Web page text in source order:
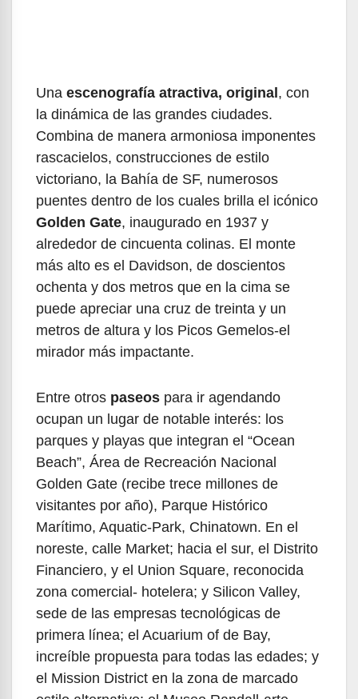
Una escenografía atractiva, original, con
la dinámica de las grandes ciudades.
Combina de manera armoniosa imponentes
rascacielos, construcciones de estilo
victoriano, la Bahía de SF, numerosos
puentes dentro de los cuales brilla el icónico
Golden Gate, inaugurado en 1937 y
alrededor de cincuenta colinas. El monte
más alto es el Davidson, de doscientos
ochenta y dos metros que en la cima se
puede apreciar una cruz de treinta y un
metros de altura y los Picos Gemelos-el
mirador más impactante.
Entre otros paseos para ir agendando
ocupan un lugar de notable interés: los
parques y playas que integran el “Ocean
Beach”, Área de Recreación Nacional
Golden Gate (recibe trece millones de
visitantes por año), Parque Histórico
Marítimo, Aquatic-Park, Chinatown. En el
noreste, calle Market; hacia el sur, el Distrito
Financiero, y el Union Square, reconocida
zona comercial- hotelera; y Silicon Valley,
sede de las empresas tecnológicas de
primera línea; el Acuarium of de Bay,
increíble propuesta para todas las edades; y
el Mission District en la zona de marcado